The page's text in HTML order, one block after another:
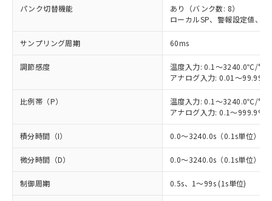
パンク切替機能
あり（バンク数: 8）
ローカルSP、警報設定値、
サンプリング周期 60ms
調節感度
温度入力: 0.1～3240.0℃/°F
アナログ入力: 0.01～
比例帯（P）
温度入力: 0.1～3240.0℃/°F
アナログ入力: 0.1～
積分時間（I） 0.0～3240.0s（0.1s単位）
微分時間（D） 0.0～3240.0s（0.1s単位）
制御周期 0.5s、1～99s (1s単位)